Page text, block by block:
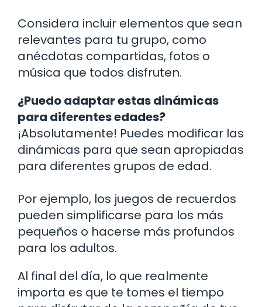
Considera incluir elementos que sean
relevantes para tu grupo, como
anécdotas compartidas, fotos o
música que todos disfruten.
¿Puedo adaptar estas dinámicas
para diferentes edades?
¡Absolutamente! Puedes modificar las
dinámicas para que sean apropiadas
para diferentes grupos de edad.
Por ejemplo, los juegos de recuerdos
pueden simplificarse para los más
pequeños o hacerse más profundos
para los adultos.
Al final del día, lo que realmente
importa es que te tomes el tiempo